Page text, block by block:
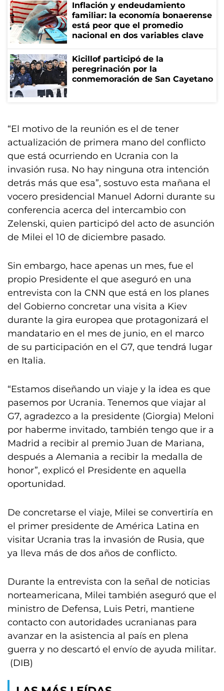
Inflación y endeudamiento
familiar: la economía bonaerense
está peor que el promedio
nacional en dos variables clave
Kicillof participó de la
peregrinación por la
conmemoración de San Cayetano
“El motivo de la reunión es el de tener
actualización de primera mano del conflicto
que está ocurriendo en Ucrania con la
invasión rusa. No hay ninguna otra intención
detrás más que esa”, sostuvo esta mañana el
vocero presidencial Manuel Adorni durante su
conferencia acerca del intercambio con
Zelenski, quien participó del acto de asunción
de Milei el 10 de diciembre pasado.
Sin embargo, hace apenas un mes, fue el
propio Presidente el que aseguró en una
entrevista con la CNN que está en los planes
del Gobierno concretar una visita a Kiev
durante la gira europea que protagonizará el
mandatario en el mes de junio, en el marco
de su participación en el G7, que tendrá lugar
en Italia.
“Estamos diseñando un viaje y la idea es que
pasemos por Ucrania. Tenemos que viajar al
G7, agradezco a la presidente (Giorgia) Meloni
por haberme invitado, también tengo que ir a
Madrid a recibir al premio Juan de Mariana,
después a Alemania a recibir la medalla de
honor”, explicó el Presidente en aquella
oportunidad.
De concretarse el viaje, Milei se convertiría en
el primer presidente de América Latina en
visitar Ucrania tras la invasión de Rusia, que
ya lleva más de dos años de conflicto.
Durante la entrevista con la señal de noticias
norteamericana, Milei también aseguró que el
ministro de Defensa, Luis Petri, mantiene
contacto con autoridades ucranianas para
avanzar en la asistencia al país en plena
guerra y no descartó el envío de ayuda militar.
(DIB)